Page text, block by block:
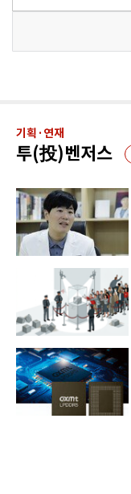
기획·연재
투(投)벤저스